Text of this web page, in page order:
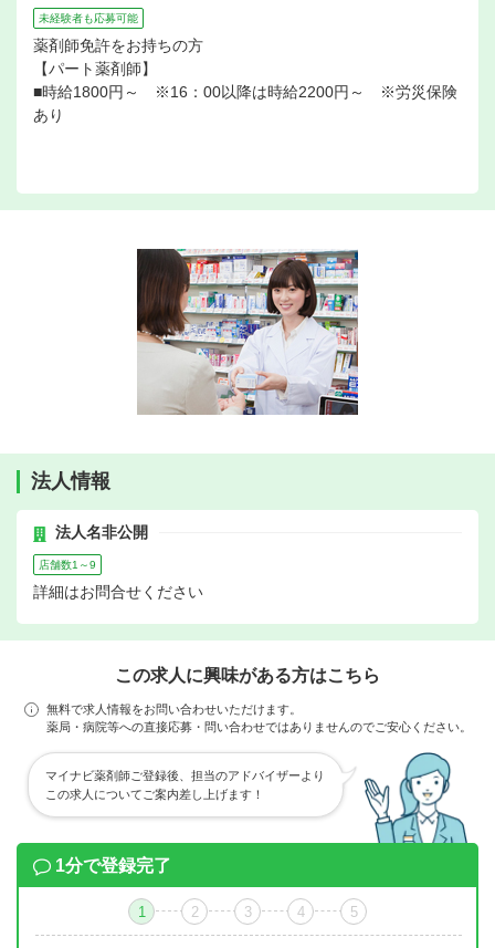
未経験者も応募可能
薬剤師免許をお持ちの方
【パート薬剤師】
■時給1800円～ ※16：00以降は時給2200円～ ※労災保険
あり
法人情報
法人名非公開
店舗数1～9
詳細はお問合せください
この求人に興味がある方はこちら
無料で求人情報をお問い合わせいただけます。
薬局・病院等への直接応募・問い合わせではありませんのでご安心ください。
マイナビ薬剤師ご登録後、担当のアドバイザーより
この求人についてご案内差し上げます！
1分で登録完了
1 2 3 4 5